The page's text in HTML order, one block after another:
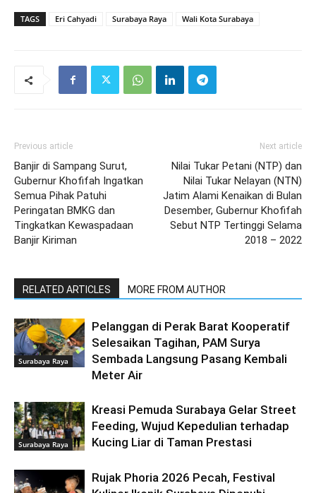
TAGS Eri Cahyadi Surabaya Raya Wali Kota Surabaya
Previous article
Banjir di Sampang Surut,
Gubernur Khofifah Ingatkan
Semua Pihak Patuhi
Peringatan BMKG dan
Tingkatkan Kewaspadaan
Banjir Kiriman
Next article
Nilai Tukar Petani (NTP) dan
Nilai Tukar Nelayan (NTN)
Jatim Alami Kenaikan di Bulan
Desember, Gubernur Khofifah
Sebut NTP Tertinggi Selama
2018 – 2022
RELATED ARTICLES MORE FROM AUTHOR
Surabaya Raya
Pelanggan di Perak Barat Kooperatif
Selesaikan Tagihan, PAM Surya
Sembada Langsung Pasang Kembali
Meter Air
Surabaya Raya
Kreasi Pemuda Surabaya Gelar Street
Feeding, Wujud Kepedulian terhadap
Kucing Liar di Taman Prestasi
Rujak Phoria 2026 Pecah, Festival